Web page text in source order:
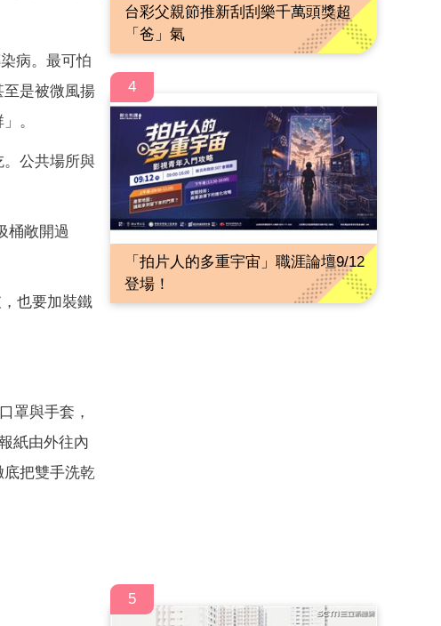
病。最可怕
是被微風揚
。
公共場所與
桶敞開過
也要加裝鐵
罩與手套，
紙由外往內
把雙手洗乾
台彩父親節推新刮刮樂千萬頭獎超
「爸」氣
4
「拍片人的多重宇宙」職涯論壇9/12
登場！
5